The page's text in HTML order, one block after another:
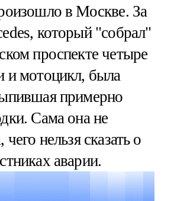
в Москве. За
который "собрал"
проспекте четыре
и мотоцикл, была
примерно
Сама она не
чего нельзя сказать о
аварии.